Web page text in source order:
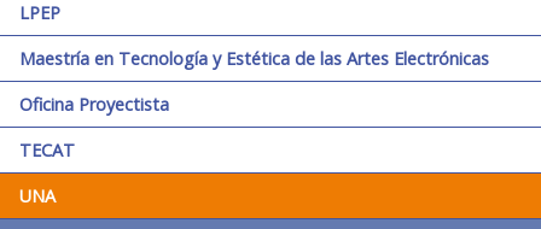
LPEP
Maestría en Tecnología y Estética de las Artes Electrónicas
Oficina Proyectista
TECAT
UNA